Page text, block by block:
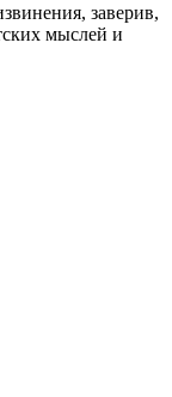
заверив,
мыслей и